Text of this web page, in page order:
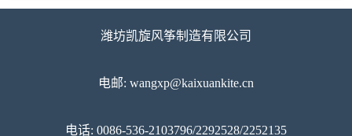
潍坊凯旋风筝制造有限公司
电邮: wangxp@kaixuankite.cn
电话: 0086-536-2103796/2292528/2252135